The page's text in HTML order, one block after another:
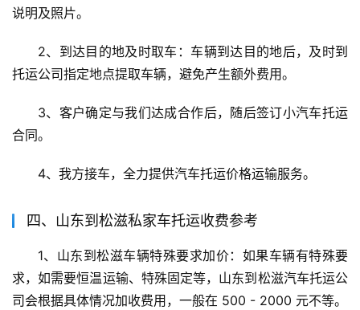
说明及照片。
2、到达目的地及时取车：车辆到达目的地后，及时到
托运公司指定地点提取车辆，避免产生额外费用。
3、客户确定与我们达成合作后，随后签订小汽车托运
合同。
4、我方接车，全力提供汽车托运价格运输服务。
四、山东到松滋私家车托运收费参考
1、山东到松滋车辆特殊要求加价：如果车辆有特殊要
求，如需要恒温运输、特殊固定等，山东到松滋汽车托运公
司会根据具体情况加收费用，一般在 500 - 2000 元不等。